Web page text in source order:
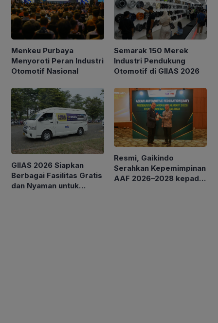
Menkeu Purbaya
Menyoroti Peran Industri
Otomotif Nasional
Semarak 150 Merek
Industri Pendukung
Otomotif di GIIAS 2026
GIIAS 2026 Siapkan
Berbagai Fasilitas Gratis
dan Nyaman untuk
Resmi, Gaikindo
Serahkan Kepemimpinan
AAF 2026–2028 kepada